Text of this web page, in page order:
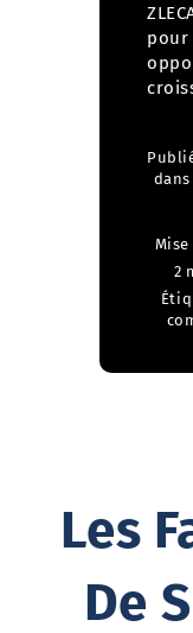
pour
dans
2
Les
De